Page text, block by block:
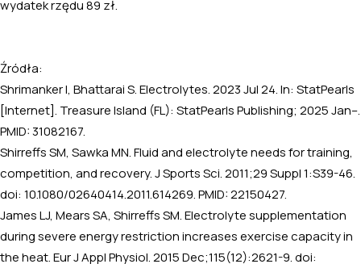
wydatek rzędu 89 zł.
Źródła:
Shrimanker I, Bhattarai S. Electrolytes. 2023 Jul 24. In: StatPearls
[Internet]. Treasure Island (FL): StatPearls Publishing; 2025 Jan–.
PMID: 31082167.
Shirreffs SM, Sawka MN. Fluid and electrolyte needs for training,
competition, and recovery. J Sports Sci. 2011;29 Suppl 1:S39-46.
doi: 10.1080/02640414.2011.614269. PMID: 22150427.
James LJ, Mears SA, Shirreffs SM. Electrolyte supplementation
during severe energy restriction increases exercise capacity in
the heat. Eur J Appl Physiol. 2015 Dec;115(12):2621-9. doi: